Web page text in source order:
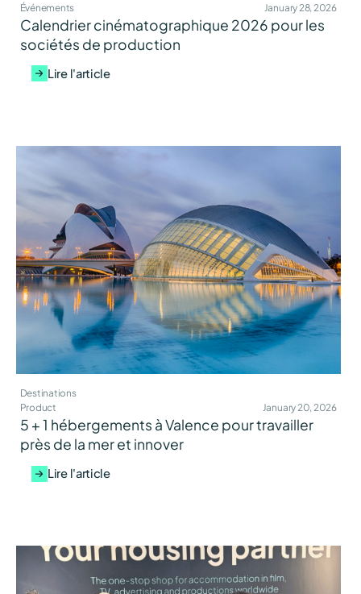
Événements January 28, 2026
Calendrier cinématographique 2026 pour les
sociétés de production
Lire l'article
Destinations
Product
January 20, 2026
5 + 1 hébergements à Valence pour travailler
près de la mer et innover
Lire l'article